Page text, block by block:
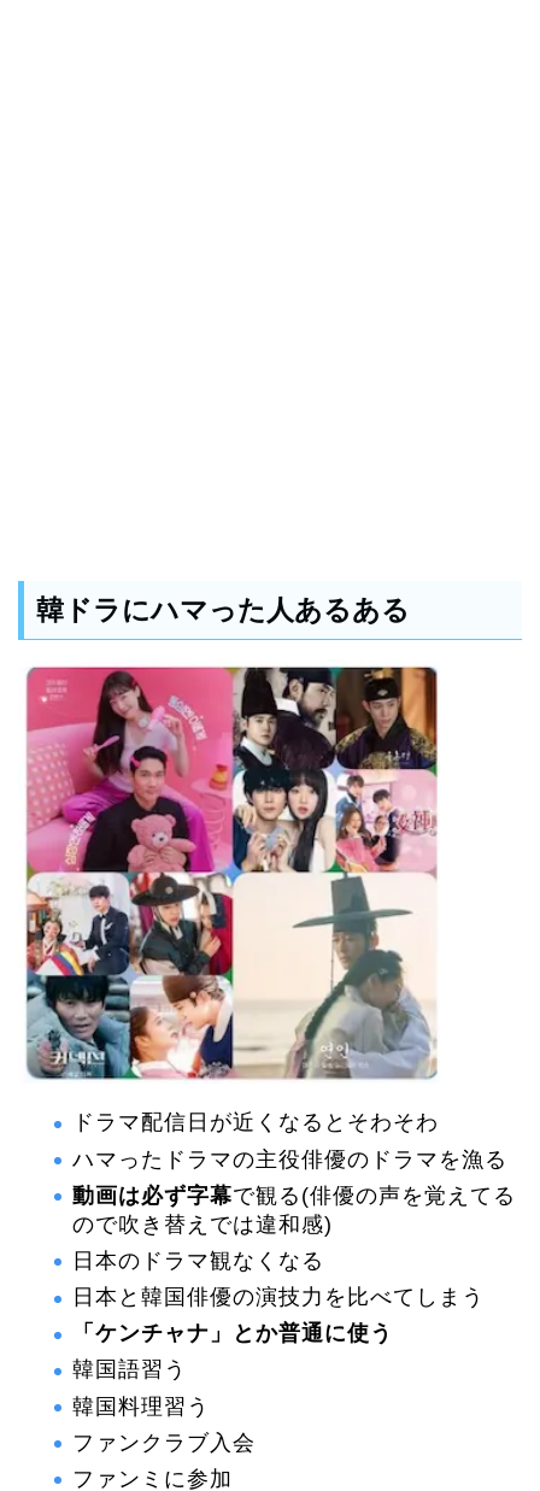
韓ドラにハマった人あるある
ドラマ配信日が近くなるとそわそわ
ハマったドラマの主役俳優のドラマを漁る
動画は必ず字幕で観る(俳優の声を覚えてる
ので吹き替えでは違和感)
日本のドラマ観なくなる
日本と韓国俳優の演技力を比べてしまう
「ケンチャナ」とか普通に使う
韓国語習う
韓国料理習う
ファンクラブ入会
ファンミに参加